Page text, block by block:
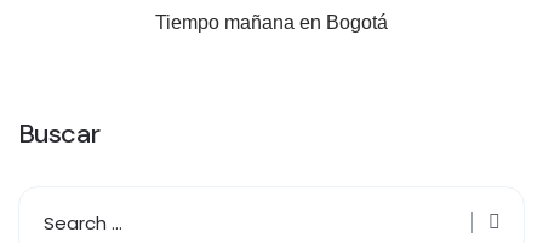
Tiempo mañana en Bogotá
Buscar